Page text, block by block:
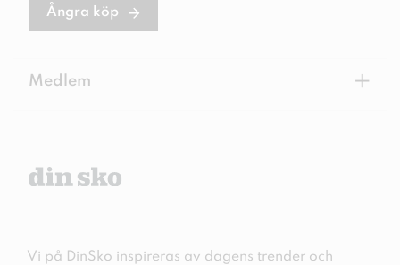
Ångra köp
Medlem +
Vi på DinSko inspireras av dagens trender och